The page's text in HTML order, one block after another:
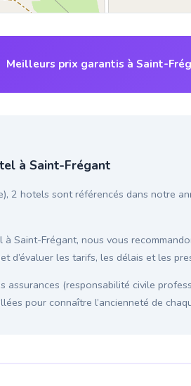
Meilleurs prix garantis à Saint-
à Saint-Frégant
2 hotels sont référencés dans notre
Saint-Frégant, nous vous
d’évaluer les tarifs, les délais et les
assurances (responsabilité civile
pour connaître l’ancienneté de